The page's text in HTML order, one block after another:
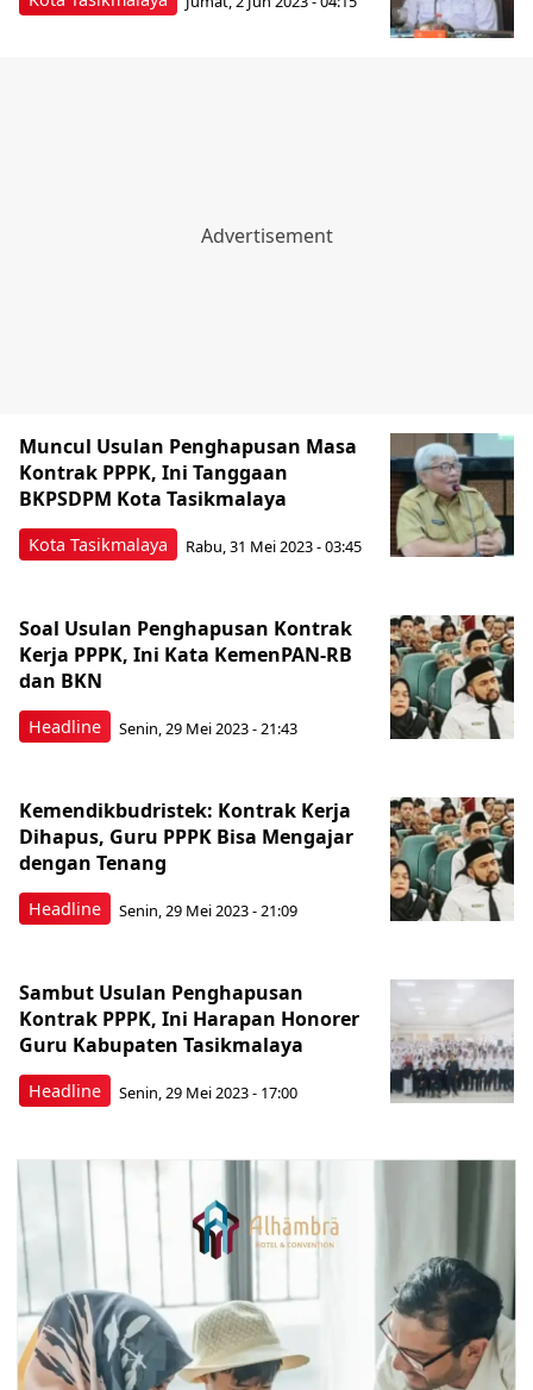
Kota Tasikmalaya
Muncul Usulan Penghapusan Masa
Kontrak PPPK, Ini Tanggaan
BKPSDPM Kota Tasikmalaya
Rabu, 31 Mei 2023 - 03:45
Headline
Soal Usulan Penghapusan Kontrak
Kerja PPPK, Ini Kata KemenPAN-RB
dan BKN
Senin, 29 Mei 2023 - 21:43
Headline
Kemendikbudristek: Kontrak Kerja
Dihapus, Guru PPPK Bisa Mengajar
dengan Tenang
Senin, 29 Mei 2023 - 21:09
Headline
Sambut Usulan Penghapusan
Kontrak PPPK, Ini Harapan Honorer
Guru Kabupaten Tasikmalaya
Senin, 29 Mei 2023 - 17:00